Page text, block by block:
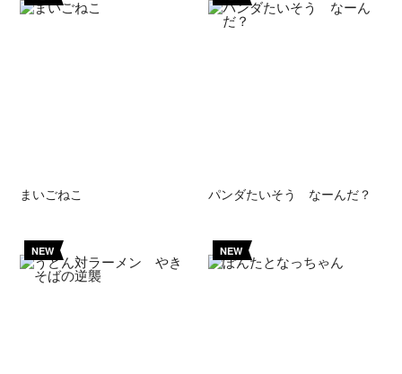
まいごねこ パンダたいそう なーんだ？
NEW NEW